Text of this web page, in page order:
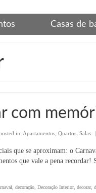
Casas de
com
in: Apartamentos Quartos Salas |
que se aproximam: o
que vale a pena
decoração Decoração Interior, decorar,